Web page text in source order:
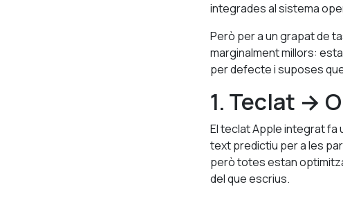
integrades al sistema
Però per a un grapat de
marginalment millors:
per defecte i suposes
1. Teclat →
El teclat Apple integrat fa
text predictiu per a les
però totes estan
del que escrius.